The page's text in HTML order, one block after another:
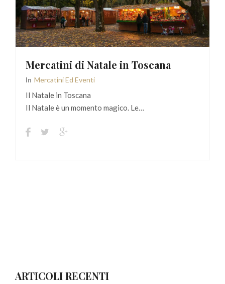
Mercatini di Natale in Toscana
In Mercatini Ed Eventi
Il Natale in Toscana
Il Natale è un momento magico. Le…
ARTICOLI RECENTI